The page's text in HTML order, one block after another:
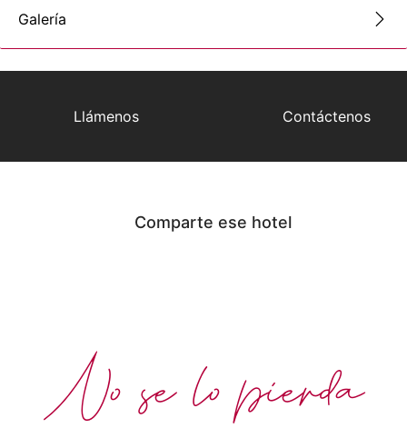
Galería
Llámenos Contáctenos
Comparte ese hotel
No se lo pierda